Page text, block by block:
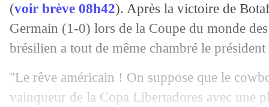
(voir brève 08h42). Après la victoire de
Germain (1-0) lors de la Coupe du monde
brésilien a tout de même chambré le
"Le rêve américain ! On suppose que le
vainqueur de la Copa Libertadores avec une
20/06 PSG : la Juve avance pour Kolo
20/06 Real: Mbappé, retour espéré contre
VIDEO : quand un fan du PSG